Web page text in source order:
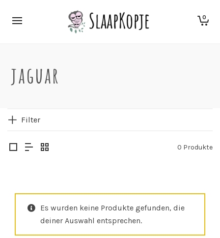
0
jaguar
Filter
0 Produkte
Es wurden keine Produkte gefunden, die
deiner Auswahl entsprechen.